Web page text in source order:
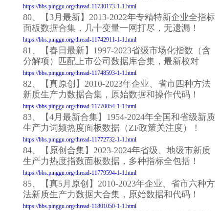
https://bbs.pinggu.org/thread-11730173-1-1.html
80、【3月最新】2013-2022年专精特新企业全指标
面板数据合集，几十变量一网打尽，无遗漏！
https://bbs.pinggu.org/thread-11742911-1-1.html
81、【春日最新】1997-2023省级市场化指数（含
分解项）匹配上市公司数据库合集，最新校对
https://bbs.pinggu.org/thread-11748593-1-1.html
82、【真原创】2010-2023年企业、省市四种方法
新质生产力数据合集，原始数据和操作代码！
https://bbs.pinggu.org/thread-11770054-1-1.html
83、【4月最新合集】1954-2024年全国和省级新质
生产力词频热度面板数据（ZF政策关注度）！
https://bbs.pinggu.org/thread-11772732-1-1.html
84、【原创合集】2023-2024年省级、地级市新质
生产力热度指数面板数据，多种指标全包括！
https://bbs.pinggu.org/thread-11779594-1-1.html
85、【真5月原创】2010-2023年企业、省市六种方
法新质生产力数据大合集，原始数据和代码！
https://bbs.pinggu.org/thread-11801050-1-1.html